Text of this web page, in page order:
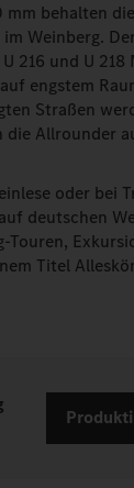
behalten
Weinberg.
216 und U
engstem
Straßen
Allrounder
oder bei
deutschen
Touren,
Titel